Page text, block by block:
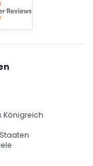
Königreich